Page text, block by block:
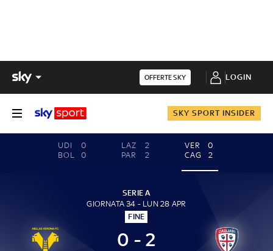
OFFERTE SKY LOGIN
SKY SPORT INSIDER
UDI
0
BOL
0
LAZ
2
PAR
2
VER
0
CAG
2
SERIE A
GIORNATA 34 - LUN 28 APR
FINE
0 - 2